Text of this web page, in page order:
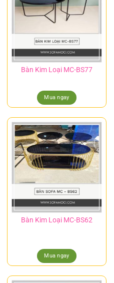
Bàn Kim Loại MC-BS77
Mua ngay
Bàn Kim Loại MC-BS62
Mua ngay